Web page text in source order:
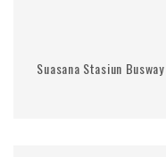
Suasana Stasiun